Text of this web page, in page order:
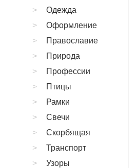
Одежда
Оформление
Православие
Природа
Профессии
Птицы
Рамки
Свечи
Скорбящая
Транспорт
Узоры